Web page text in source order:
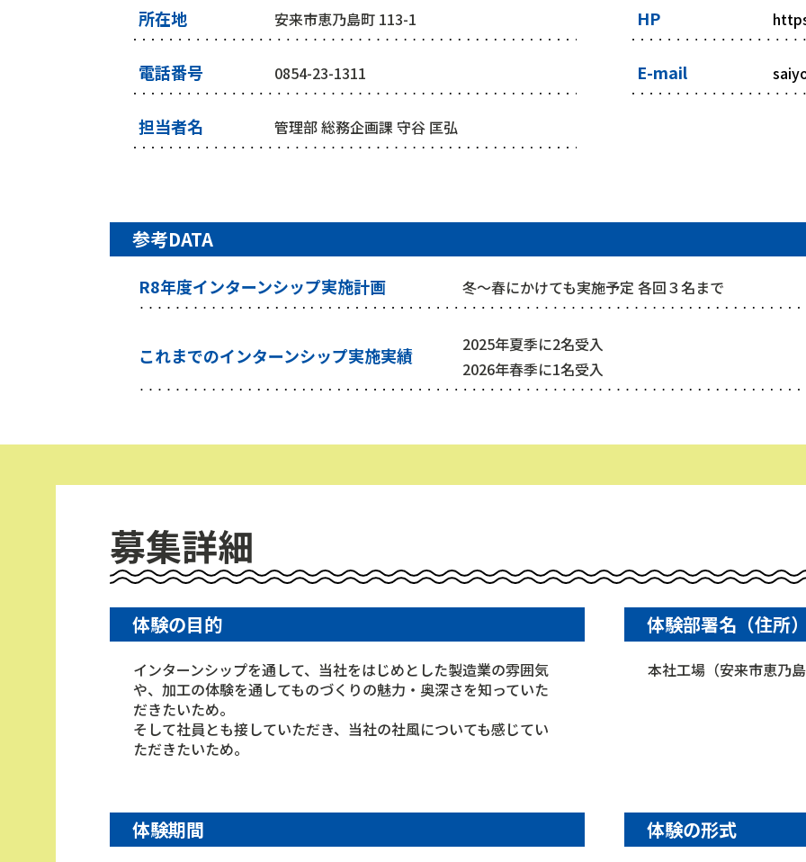
所在地 安来市恵乃島町 113-1
電話番号 0854-23-1311
担当者名 管理部 総務企画課 守谷 匡弘
HP
E-mail
参考DATA
R8年度インターンシップ実施計画 冬～春にかけても実施予定 各回３名まで
これまでのインターンシップ実施実績
2025年夏季に2名受入
2026年春季に1名受入
募集詳細
体験の目的
インターンシップを通して、当社をはじめとした製造業の雰囲気
や、加工の体験を通してものづくりの魅力・奥深さを知っていた
だきたいため。
そして社員とも接していただき、当社の社風についても感じてい
ただきたいため。
体験部署名（住所）
本社工場（安来市恵乃島
体験期間 体験の形式